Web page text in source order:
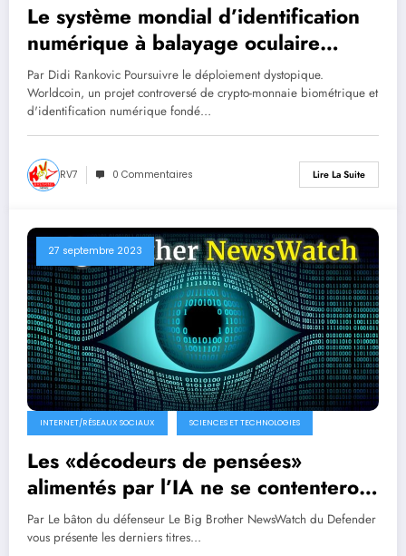
Le système mondial d’identification
numérique à balayage oculaire
Worldcoin suggère de l’utiliser pour
le bien-être social
Par Didi Rankovic Poursuivre le déploiement dystopique.
Worldcoin, un projet controversé de crypto-monnaie biométrique et
d'identification numérique fondé…
RV7 0 Commentaires Lire La Suite
27 septembre 2023
INTERNET/RÉSEAUX SOCIAUX SCIENCES ET TECHNOLOGIES
Les «décodeurs de pensées»
alimentés par l’IA ne se contenteront
pas de lire dans vos pensées, ils le
changeront et plus encore
Par Le bâton du défenseur Le Big Brother NewsWatch du Defender
vous présente les derniers titres…